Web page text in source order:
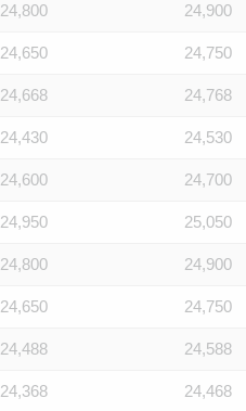
24,800 24,900
24,650 24,750
24,668 24,768
24,430 24,530
24,600 24,700
24,950 25,050
24,800 24,900
24,650 24,750
24,488 24,588
24,368 24,468